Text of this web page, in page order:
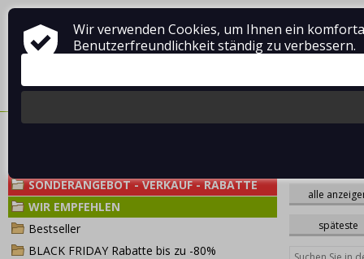
Über Vladimír MANDA Wie man einkauft
SONDERANGEBOT - VERKAUF - RABATTE
WIR EMPFEHLEN
Bestseller
BLACK FRIDAY Rabatte bis zu -80%
2XL / 3XL
XL/2XL
44/46/48
50/52/54
beige
dunkles
modrá
růžová
Wein
auf Lager
---
100%
Frauen
01 Stk
alle
späteste
Wir verwenden Cookies, um Ihnen ein
Benutzerfreundlichkeit ständig zu verbessern.